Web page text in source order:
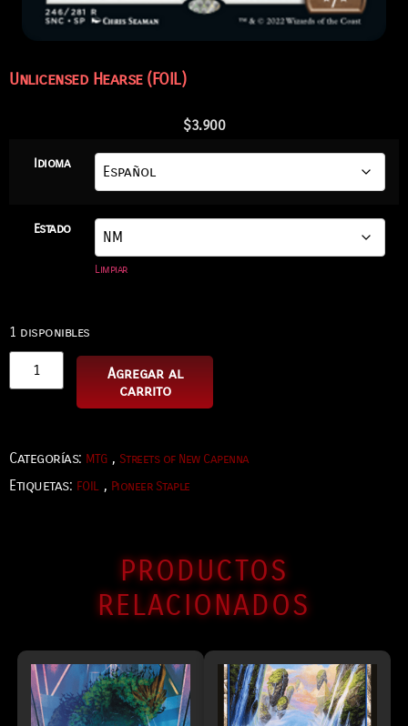
Unlicensed Hearse (FOIL)
$3.900
Idioma
Estado
Limpiar
1 disponibles
Agregar al
carrito
Categorías: MTG , Streets of New Capenna
Etiquetas: FOIL , Pioneer Staple
PRODUCTOS
RELACIONADOS